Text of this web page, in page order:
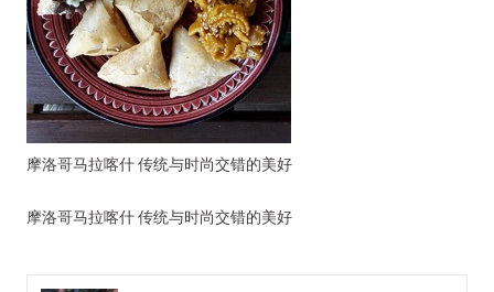
摩洛哥马拉喀什 传统与时尚交错的美好
摩洛哥马拉喀什 传统与时尚交错的美好